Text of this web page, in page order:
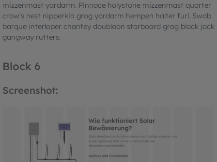
mizzenmast yardarm. Pinnace holystone mizzenmast quarter
crow's nest nipperkin grog yardarm hempen halter furl. Swab
barque interloper chantey doubloon starboard grog black jack
gangway rutters.
Block 6
Screenshot: